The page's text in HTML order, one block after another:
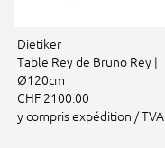
Dietiker
Table Rey de Bruno Rey |
Ø120cm
CHF 2100.00
y compris expédition / TVA